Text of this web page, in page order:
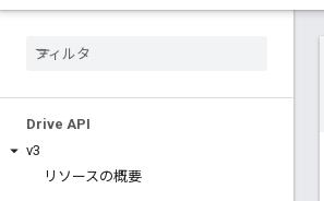
Drive API
v3
リソースの概要